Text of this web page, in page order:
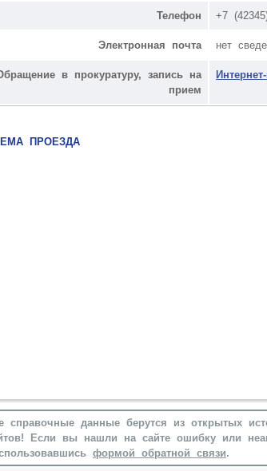
Телефон +7
Электронная почта нет
в прокуратуру, запись на
прием
ПРОЕЗДА
справочные данные берутся из открытых
Если вы нашли на сайте ошибку или
формой обратной связи.